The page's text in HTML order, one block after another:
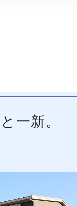
一新。